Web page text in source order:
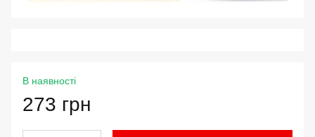
В наявності
273 грн